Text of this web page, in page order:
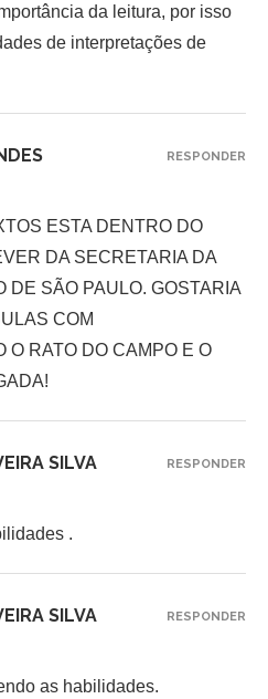
da leitura, por isso
de interpretações de
ESTA DENTRO DO
DA SECRETARIA DA
DE SÃO PAULO. GOSTARIA
COM
O RATO DO CAMPO E O
RESPONDER
SILVA
.
RESPONDER
SILVA
as habilidades.
RESPONDER